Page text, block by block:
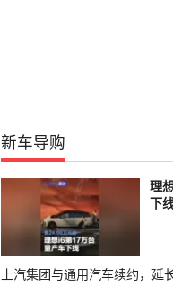
新车导购
理
下
上汽集团与通用汽车续约，延